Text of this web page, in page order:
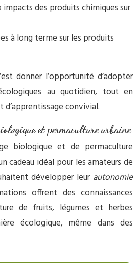
impacts des produits chimiques sur
à long terme sur les produits
donner l’opportunité d’adopter
au quotidien, tout en
convivial.
et permaculture urbaine
biologique et de permaculture
cadeau idéal pour les amateurs de
développer leur autonomie
offrent des connaissances
de fruits, légumes et herbes
écologique, même dans des